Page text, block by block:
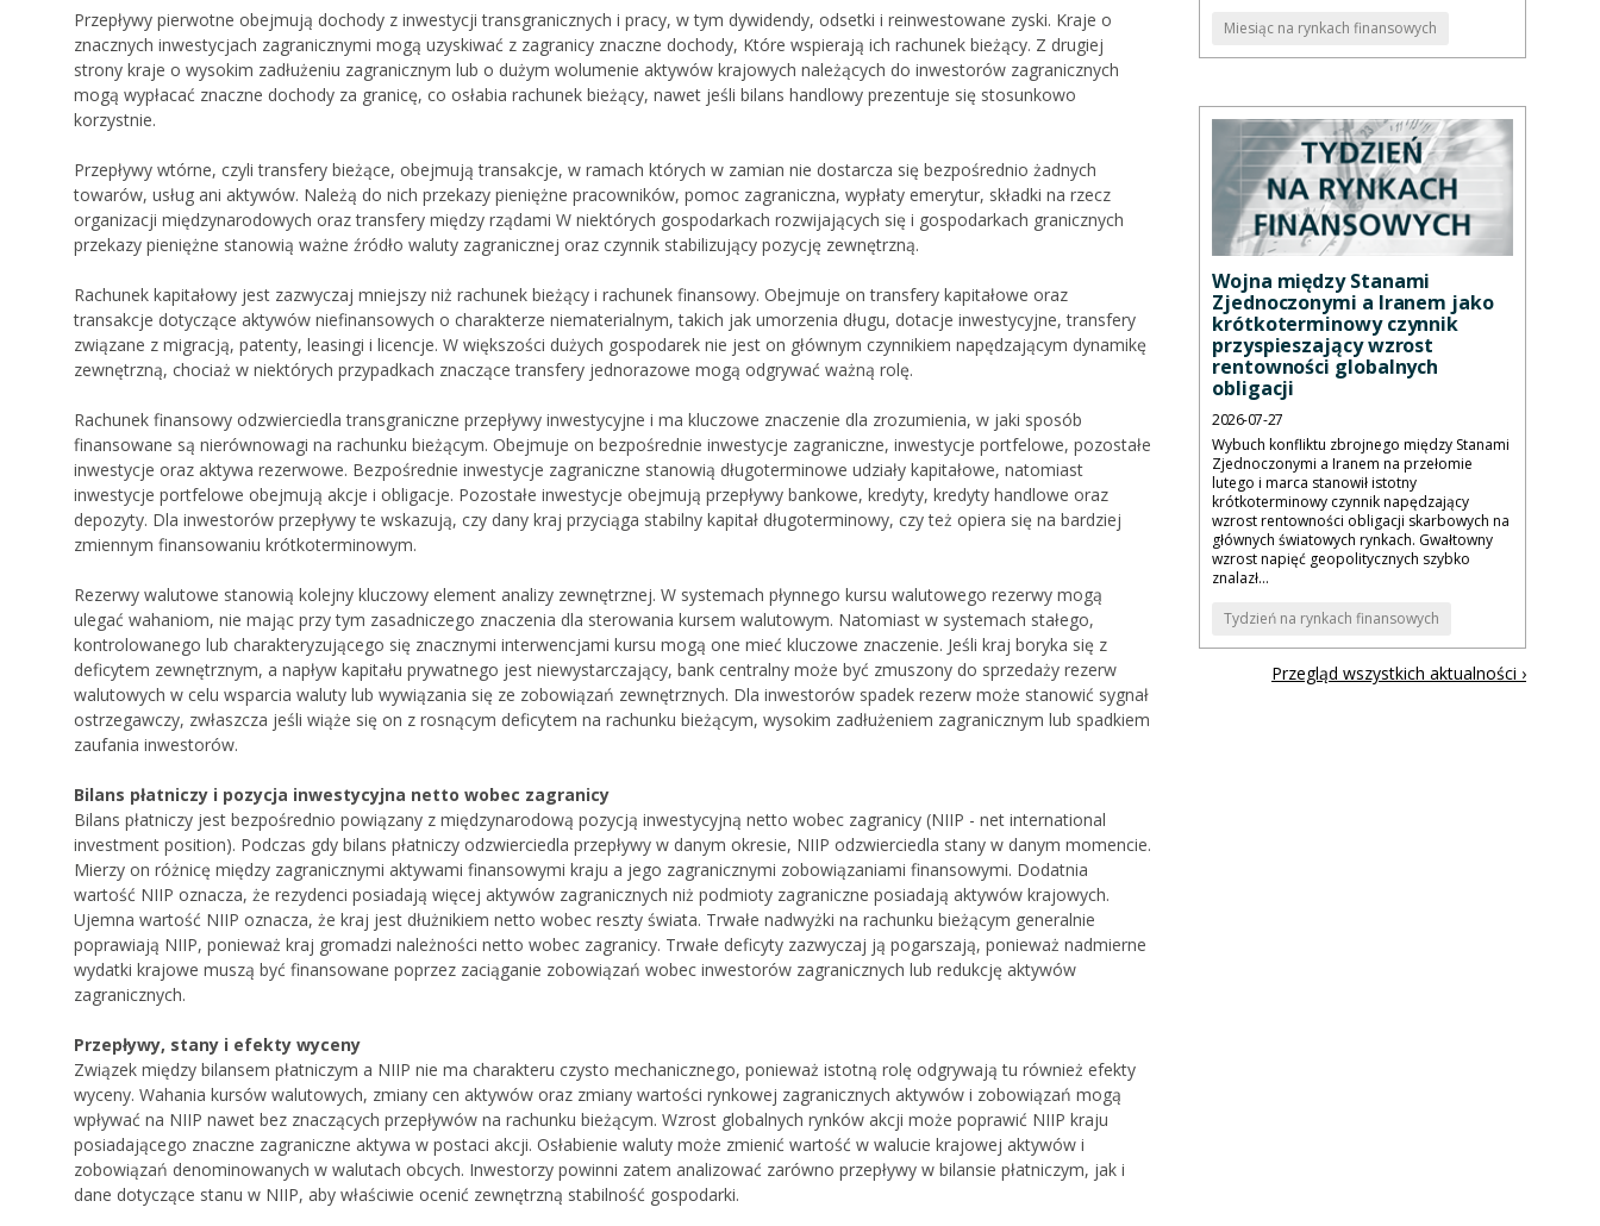
Przepływy pierwotne obejmują dochody z inwestycji transgranicznych i pracy, w tym dywidendy, odsetki i reinwestowane zyski. Kraje o
znacznych inwestycjach zagranicznymi mogą uzyskiwać z zagranicy znaczne dochody, Które wspierają ich rachunek bieżący. Z drugiej
strony kraje o wysokim zadłużeniu zagranicznym lub o dużym wolumenie aktywów krajowych należących do inwestorów zagranicznych
mogą wypłacać znaczne dochody za granicę, co osłabia rachunek bieżący, nawet jeśli bilans handlowy prezentuje się stosunkowo
korzystnie.
Przepływy wtórne, czyli transfery bieżące, obejmują transakcje, w ramach których w zamian nie dostarcza się bezpośrednio żadnych
towarów, usług ani aktywów. Należą do nich przekazy pieniężne pracowników, pomoc zagraniczna, wypłaty emerytur, składki na rzecz
organizacji międzynarodowych oraz transfery między rządami W niektórych gospodarkach rozwijających się i gospodarkach granicznych
przekazy pieniężne stanowią ważne źródło waluty zagranicznej oraz czynnik stabilizujący pozycję zewnętrzną.
Rachunek kapitałowy jest zazwyczaj mniejszy niż rachunek bieżący i rachunek finansowy. Obejmuje on transfery kapitałowe oraz
transakcje dotyczące aktywów niefinansowych o charakterze niematerialnym, takich jak umorzenia długu, dotacje inwestycyjne, transfery
związane z migracją, patenty, leasingi i licencje. W większości dużych gospodarek nie jest on głównym czynnikiem napędzającym dynamikę
zewnętrzną, chociaż w niektórych przypadkach znaczące transfery jednorazowe mogą odgrywać ważną rolę.
Rachunek finansowy odzwierciedla transgraniczne przepływy inwestycyjne i ma kluczowe znaczenie dla zrozumienia, w jaki sposób
finansowane są nierównowagi na rachunku bieżącym. Obejmuje on bezpośrednie inwestycje zagraniczne, inwestycje portfelowe, pozostałe
inwestycje oraz aktywa rezerwowe. Bezpośrednie inwestycje zagraniczne stanowią długoterminowe udziały kapitałowe, natomiast
inwestycje portfelowe obejmują akcje i obligacje. Pozostałe inwestycje obejmują przepływy bankowe, kredyty, kredyty handlowe oraz
depozyty. Dla inwestorów przepływy te wskazują, czy dany kraj przyciąga stabilny kapitał długoterminowy, czy też opiera się na bardziej
zmiennym finansowaniu krótkoterminowym.
Rezerwy walutowe stanowią kolejny kluczowy element analizy zewnętrznej. W systemach płynnego kursu walutowego rezerwy mogą
ulegać wahaniom, nie mając przy tym zasadniczego znaczenia dla sterowania kursem walutowym. Natomiast w systemach stałego,
kontrolowanego lub charakteryzującego się znacznymi interwencjami kursu mogą one mieć kluczowe znaczenie. Jeśli kraj boryka się z
deficytem zewnętrznym, a napływ kapitału prywatnego jest niewystarczający, bank centralny może być zmuszony do sprzedaży rezerw
walutowych w celu wsparcia waluty lub wywiązania się ze zobowiązań zewnętrznych. Dla inwestorów spadek rezerw może stanowić sygnał
ostrzegawczy, zwłaszcza jeśli wiąże się on z rosnącym deficytem na rachunku bieżącym, wysokim zadłużeniem zagranicznym lub spadkiem
zaufania inwestorów.
Bilans płatniczy i pozycja inwestycyjna netto wobec zagranicy
Bilans płatniczy jest bezpośrednio powiązany z międzynarodową pozycją inwestycyjną netto wobec zagranicy (NIIP - net international
investment position). Podczas gdy bilans płatniczy odzwierciedla przepływy w danym okresie, NIIP odzwierciedla stany w danym momencie.
Mierzy on różnicę między zagranicznymi aktywami finansowymi kraju a jego zagranicznymi zobowiązaniami finansowymi. Dodatnia
wartość NIIP oznacza, że rezydenci posiadają więcej aktywów zagranicznych niż podmioty zagraniczne posiadają aktywów krajowych.
Ujemna wartość NIIP oznacza, że kraj jest dłużnikiem netto wobec reszty świata. Trwałe nadwyżki na rachunku bieżącym generalnie
poprawiają NIIP, ponieważ kraj gromadzi należności netto wobec zagranicy. Trwałe deficyty zazwyczaj ją pogarszają, ponieważ nadmierne
wydatki krajowe muszą być finansowane poprzez zaciąganie zobowiązań wobec inwestorów zagranicznych lub redukcję aktywów
zagranicznych.
Przepływy, stany i efekty wyceny
Związek między bilansem płatniczym a NIIP nie ma charakteru czysto mechanicznego, ponieważ istotną rolę odgrywają tu również efekty
wyceny. Wahania kursów walutowych, zmiany cen aktywów oraz zmiany wartości rynkowej zagranicznych aktywów i zobowiązań mogą
wpływać na NIIP nawet bez znaczących przepływów na rachunku bieżącym. Wzrost globalnych rynków akcji może poprawić NIIP kraju
posiadającego znaczne zagraniczne aktywa w postaci akcji. Osłabienie waluty może zmienić wartość w walucie krajowej aktywów i
zobowiązań denominowanych w walutach obcych. Inwestorzy powinni zatem analizować zarówno przepływy w bilansie płatniczym, jak i
dane dotyczące stanu w NIIP, aby właściwie ocenić zewnętrzną stabilność gospodarki.
Miesiąc na rynkach finansowych
Wojna między Stanami
Zjednoczonymi a Iranem jako
krótkoterminowy czynnik
przyspieszający wzrost
rentowności globalnych
obligacji
2026-07-27
Wybuch konfliktu zbrojnego między Stanami
Zjednoczonymi a Iranem na przełomie
lutego i marca stanowił istotny
krótkoterminowy czynnik napędzający
wzrost rentowności obligacji skarbowych na
głównych światowych rynkach. Gwałtowny
wzrost napięć geopolitycznych szybko
znalazł...
Tydzień na rynkach finansowych
Przegląd wszystkich aktualności ›